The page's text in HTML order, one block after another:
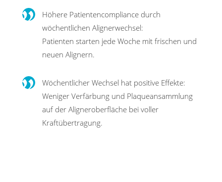
Höhere Patientencompliance durch
wöchentlichen Alignerwechsel:
Patienten starten jede Woche mit frischen und
neuen Alignern.
Wöchentlicher Wechsel hat positive Effekte:
Weniger Verfärbung und Plaque­ansammlung
auf der Aligneroberfläche bei voller
Kraftübertragung.